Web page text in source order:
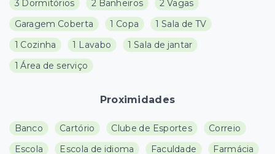
3 Dormitórios 2 Banheiros
2 Vagas
Garagem Coberta
1 Copa
1 Sala de TV
1 Cozinha
1 Lavabo
1 Sala de jantar
1 Área de serviço
Proximidades
Banco Cartório Clube de Esportes
Correio
Escola
Escola de idioma Faculdade
Farmácia